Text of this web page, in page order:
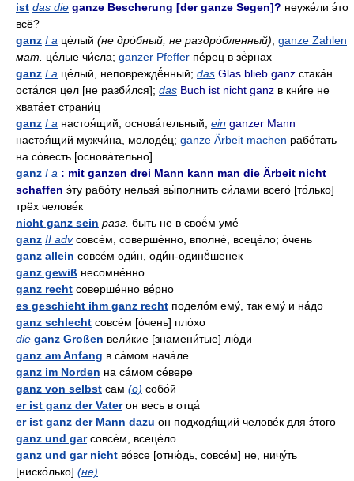
ist das die ganze Bescherung [der ganze Segen]? неуже́ли э́то
всё?
ganz I a це́лый (не дро́бный, не раздро́бленный) ganze Zahlen
мат.
це́лые чи́сла; ganzer Pfeffer пе́рец в зё́рнах
ganz I a це́лый, неповреждё́нный; das Glas blieb ganz стака́н
оста́лся цел [не разби́лся]; das Buch ist nicht ganz в кни́ге не
хвата́ет страни́ц
ganz I a настоя́щий, основа́тельный; ein ganzer Mann
настоя́щий мужчи́на, молоде́ц; ganze Ärbeit machen рабо́тать
на со́весть [основа́тельно]
ganz I a : mit ganzen drei Mann kann man die Ärbeit nicht
schaffen э́ту рабо́ту нельзя́ вы́полнить си́лами всего́ [то́лько]
трёх челове́к
nicht ganz sein разг. быть не в своё́м уме́
ganz II advсовсе́м, соверше́нно, вполне́, всеце́ло; о́чень
ganz allein совсе́м оди́н, оди́н-одинё́шенек
ganz gewiß несомне́нно
ganz recht соверше́нно ве́рно
es geschieht ihm ganz recht подело́м ему́, так ему́ и на́до
ganz schlecht совсе́м [о́чень] пло́хо
die ganz Großen вели́кие [знамени́тые] лю́ди
ganz am Anfang в са́мом нача́ле
ganz im Norden на са́мом се́вере
ganz von selbst сам (о) собо́й
er ist ganz der Vaterон весь в отца́
er ist ganz der Mann dazu он подходя́щий челове́к для э́того
ganz und garсовсе́м, всеце́ло
ganz und gar nicht во́все [отню́дь, совсе́м] не, ничу́ть
[ниско́лько] (не)